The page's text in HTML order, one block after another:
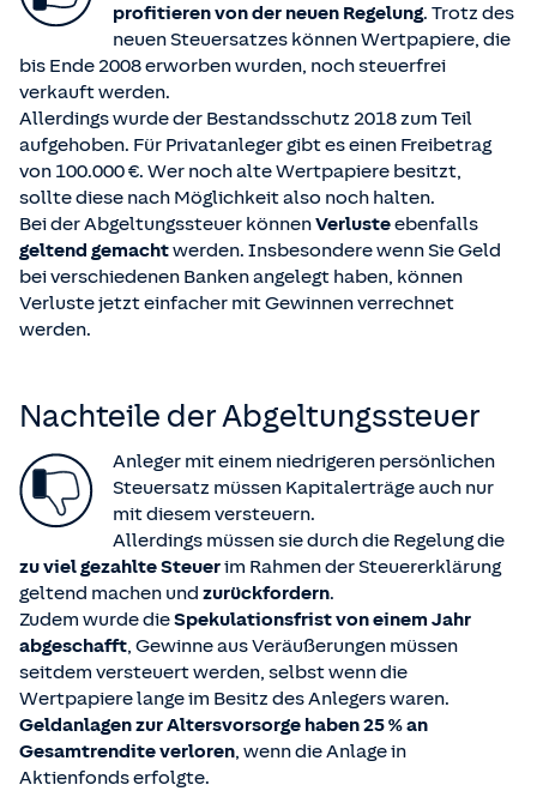
profitieren von der neuen Regelung. Trotz des
neuen Steuersatzes können Wertpapiere, die
bis Ende 2008 erworben wurden, noch steuerfrei
verkauft werden.
Allerdings wurde der Bestandsschutz 2018 zum Teil
aufgehoben. Für Privatanleger gibt es einen Freibetrag
von 100.000 €. Wer noch alte Wertpapiere besitzt,
sollte diese nach Möglichkeit also noch halten.
Bei der Abgeltungssteuer könnenVerlusteebenfalls
geltend gemachtwerden. Insbesondere wenn Sie Geld
bei verschiedenen Banken angelegt haben, können
Verluste jetzt einfacher mit Gewinnen verrechnet
werden.
Nachteile der Abgeltungssteuer
Anleger mit einem niedrigeren persönlichen
Steuersatz müssen Kapitalerträge auch nur
mit diesem versteuern.
Allerdings müssen sie durch die Regelung die
zu viel gezahlte Steuerim Rahmen der Steuererklärung
geltend machen und zurückfordern.
Zudem wurde dieSpekulationsfrist von einem Jahr
abgeschafft, Gewinne aus Veräußerungen müssen
seitdem versteuert werden, selbst wenn die
Wertpapiere lange im Besitz des Anlegers waren.
Geldanlagen zur Altersvorsorge haben 25 % an
Gesamtrendite verloren, wenn die Anlage in
Aktienfonds erfolgte.